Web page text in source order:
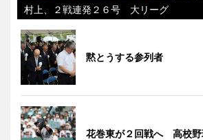
村上、２戦連発２６号 大リーグ
黙とうする参列者
花巻東が２回戦へ 高校野